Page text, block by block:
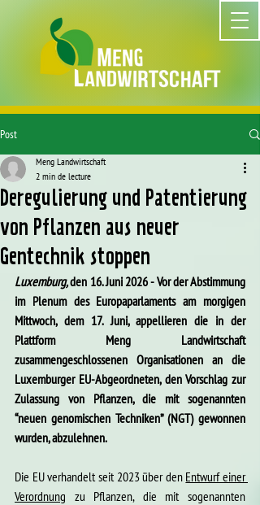
Post
Deregulierung und Patentierung
von Pflanzen aus neuer
Gentechnik stoppen
Meng Landwirtschaft
2 min de lecture
Luxemburg, den 16. Juni 2026 - Vor der Abstimmung
im Plenum des Europaparlaments am morgigen
Mittwoch, dem 17. Juni, appellieren die in der
Plattform Meng Landwirtschaft
zusammengeschlossenen Organisationen an die
Luxemburger EU-Abgeordneten, den Vorschlag zur
Zulassung von Pflanzen, die mit sogenannten
“neuen genomischen Techniken” (NGT) gewonnen
wurden, abzulehnen.
Die EU verhandelt seit 2023 über den Entwurf einer
Verordnung zu Pflanzen, die mit sogenannten